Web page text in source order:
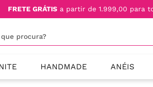
FRETE GRÁTIS a partir de 1.999,00 para
HANDMADE ANÉIS